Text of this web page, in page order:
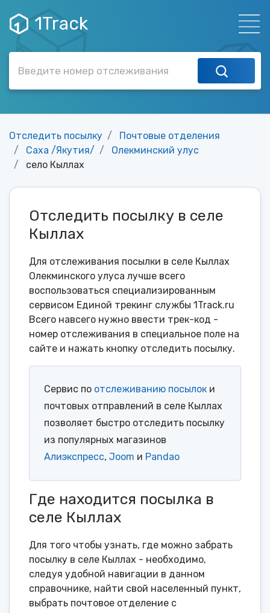
1Track
Отследить посылку
Почтовые отделения
Саха /Якутия/
Олекминский улус
село Кыллах
Отследить посылку в селе
Кыллах
Для отслеживания посылки в селе Кыллах
Олекминского улуса лучше всего
воспользоваться специализированным
сервисом Единой трекинг службы 1Track.ru
Всего навсего нужно ввести трек-код -
номер отслеживания в специальное поле на
сайте и нажать кнопку отследить посылку.
Сервис по отслеживанию посылок и
почтовых отправлений в селе Кыллах
позволяет быстро отследить посылку
из популярных магазинов
Алиэкспресс, Joom и Pandao
Где находится посылка в
селе Кыллах
Для того чтобы узнать, где можно забрать
посылку в селе Кыллах - необходимо,
следуя удобной навигации в данном
справочнике, найти свой населенный пункт,
выбрать почтовое отделение с